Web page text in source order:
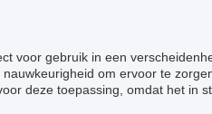
voor gebruik in een
om ervoor te
deze toepassing, omdat het in